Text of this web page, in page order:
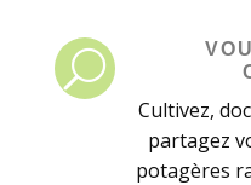
U
Cultivez,
partagez
potagères